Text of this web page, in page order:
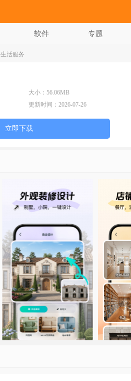
软件 专题
生活服务
大小：56.06MB
更新时间：2026-07-26
立即下载